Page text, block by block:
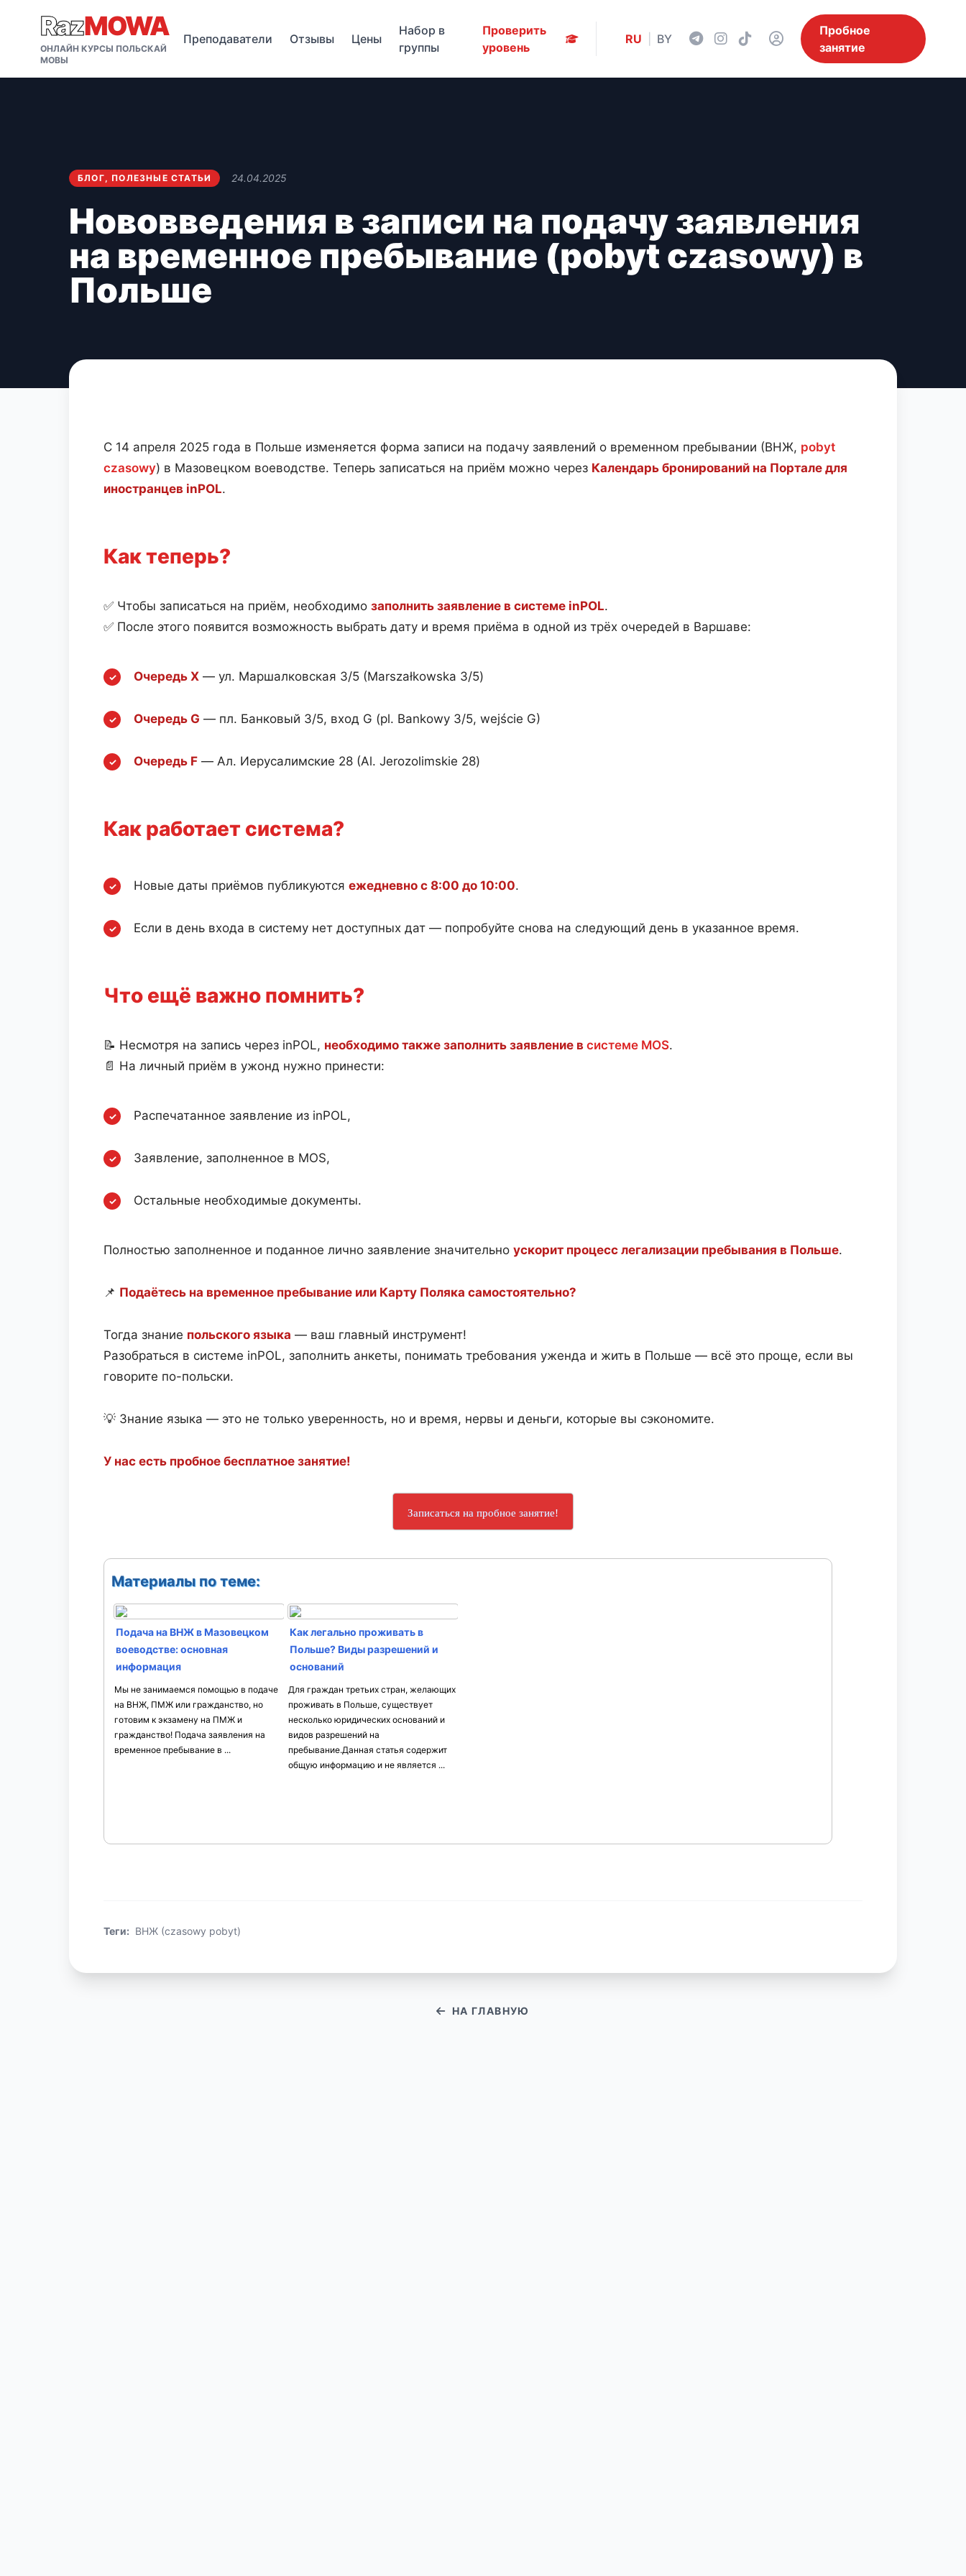
RazMOWA
ОНЛАЙН КУРСЫ ПОЛЬСКАЙ
МОВЫ
Преподаватели Отзывы Цены
Набор в
группы
Проверить
уровень
RU BY
Пробное
занятие
БЛОГ, ПОЛЕЗНЫЕ СТАТЬИ 24.04.2025
Нововведения в записи на подачу заявления
на временное пребывание (pobyt czasowy) в
Польше
С 14 апреля 2025 года в Польше изменяется форма записи на подачу заявлений о временном пребывании (ВНЖ, pobyt
czasowy) в Мазовецком воеводстве. Теперь записаться на приём можно через Календарь бронирований на Портале для
иностранцев inPOL.
Как теперь?
✅ Чтобы записаться на приём, необходимо заполнить заявление в системе inPOL.
✅ После этого появится возможность выбрать дату и время приёма в одной из трёх очередей в Варшаве:
Очередь X — ул. Маршалковская 3/5 (Marszałkowska 3/5)
Очередь G — пл. Банковый 3/5, вход G (pl. Bankowy 3/5, wejście G)
Очередь F — Ал. Иерусалимские 28 (Al. Jerozolimskie 28)
Как работает система?
Новые даты приёмов публикуются ежедневно с 8:00 до 10:00.
Если в день входа в систему нет доступных дат — попробуйте снова на следующий день в указанное время.
Что ещё важно помнить?
📝 Несмотря на запись через inPOL, необходимо также заполнить заявление в системе MOS.
📄 На личный приём в ужонд нужно принести:
Распечатанное заявление из inPOL,
Заявление, заполненное в MOS,
Остальные необходимые документы.
Полностью заполненное и поданное лично заявление значительно ускорит процесс легализации пребывания в Польше.
📌 Подаётесь на временное пребывание или Карту Поляка самостоятельно?
Тогда знание польского языка — ваш главный инструмент!
Разобраться в системе inPOL, заполнить анкеты, понимать требования уженда и жить в Польше — всё это проще, если вы
говорите по-польски.
💡 Знание языка — это не только уверенность, но и время, нервы и деньги, которые вы сэкономите.
У нас есть пробное бесплатное занятие!
Записаться на пробное занятие!
Материалы по теме:
Подача на ВНЖ в Мазовецком
воеводстве: основная
информация
Мы не занимаемся помощью в подаче
на ВНЖ, ПМЖ или гражданство, но
готовим к экзамену на ПМЖ и
гражданство! Подача заявления на
временное пребывание в ...
Как легально проживать в
Польше? Виды разрешений и
оснований
Для граждан третьих стран, желающих
проживать в Польше, существует
несколько юридических оснований и
видов разрешений на
пребывание.Данная статья содержит
общую информацию и не является ...
Теги: ВНЖ (czasowy pobyt)
НА ГЛАВНУЮ